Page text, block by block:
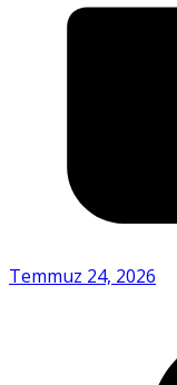
Temmuz 24, 2026